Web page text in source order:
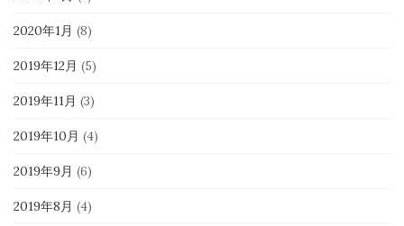
2020年1月 (8)
2019年12月 (5)
2019年11月 (3)
2019年10月 (4)
2019年9月 (6)
2019年8月 (4)